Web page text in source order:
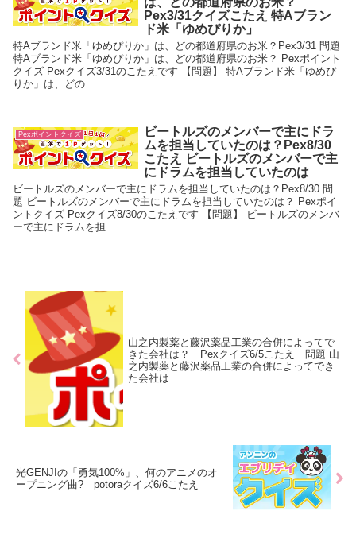
Pex3/31クイズこたえ 特Aブラン
ド米「ゆめぴりか」
特Aブランド米「ゆめぴりか」は、どの都道府県のお米？Pex3/31 問題
特Aブランド米「ゆめぴりか」は、どの都道府県のお米？ Pexポイント
クイズ Pexクイズ3/31のこたえです 【問題】 特Aブランド米「ゆめぴ
りか」は、どの...
Pexポイントクイズ
ビートルズのメンバーで主にドラ
ムを担当していたのは？Pex8/30
こたえ ビートルズのメンバーで主
にドラムを担当していたのは
ビートルズのメンバーで主にドラムを担当していたのは？Pex8/30 問
題 ビートルズのメンバーで主にドラムを担当していたのは？ Pexポイ
ントクイズ Pexクイズ8/30のこたえです 【問題】 ビートルズのメンバ
ーで主にドラムを担...
山之内製薬と藤沢薬品工業の合併によってで
きた会社は？ Pexクイズ6/5こたえ 問題 山
之内製薬と藤沢薬品工業の合併によってでき
た会社は
光GENJIの「勇気100%」、何のアニメのオ
ープニング曲? potoraクイズ6/6こたえ